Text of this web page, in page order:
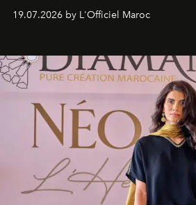
programmation pensée comme une
rendez-vous avec l’océan.
19.07.2026 by L'Officiel Maroc